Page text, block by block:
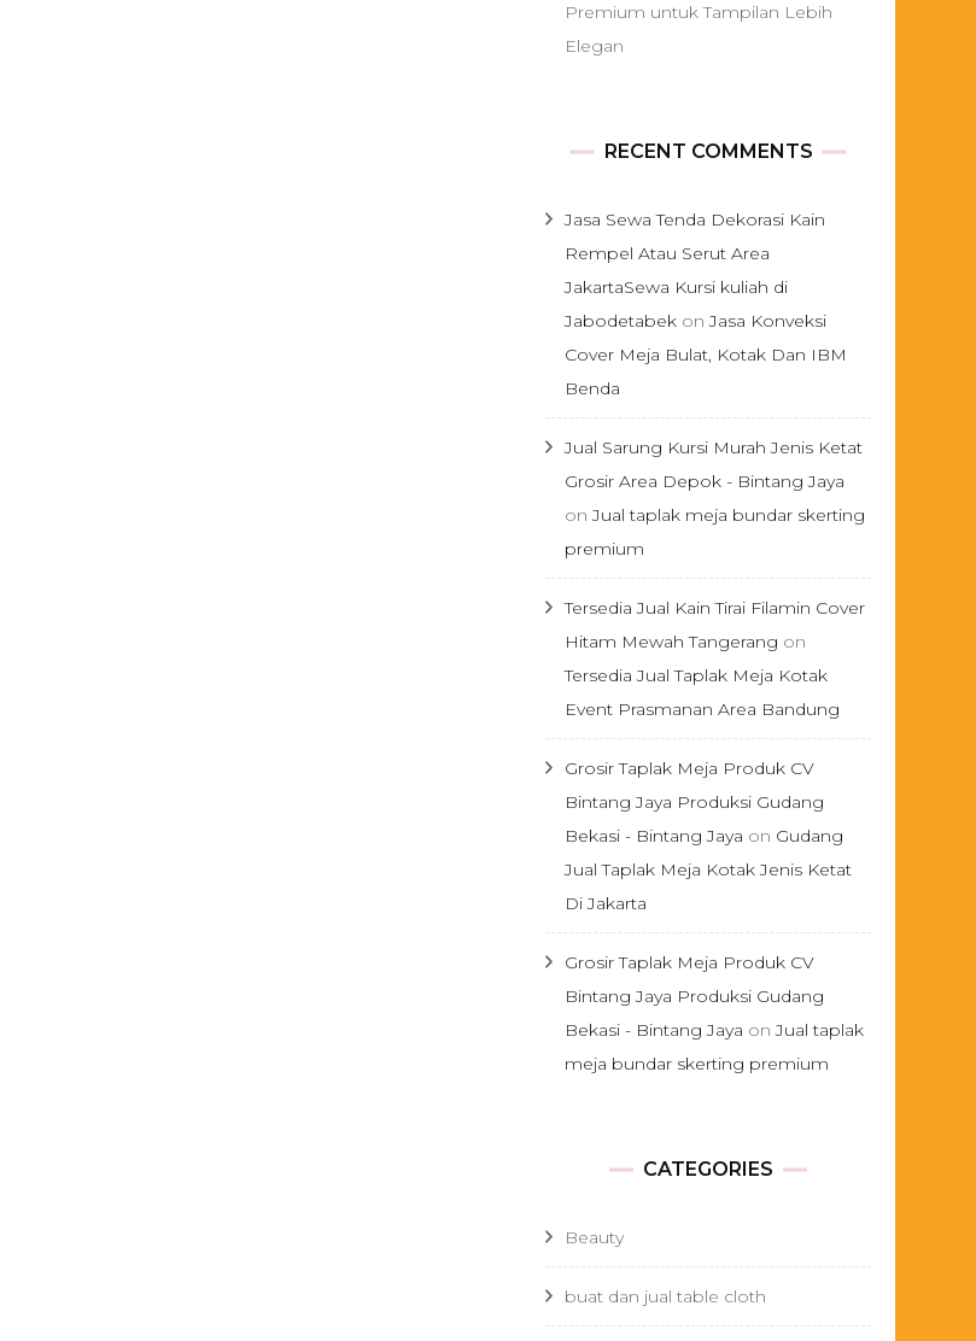
Premium untuk Tampilan Lebih
Elegan
RECENT COMMENTS
Jasa Sewa Tenda Dekorasi Kain
Rempel Atau Serut Area
JakartaSewa Kursi kuliah di
Jabodetabek onJasa Konveksi
Cover Meja Bulat, Kotak Dan IBM
Benda
Jual Sarung Kursi Murah Jenis Ketat
Grosir Area Depok - Bintang Jaya
onJual taplak meja bundar skerting
premium
Tersedia Jual Kain Tirai Filamin Cover
Hitam Mewah Tangerang on
Tersedia Jual Taplak Meja Kotak
Event Prasmanan Area Bandung
Grosir Taplak Meja Produk CV
Bintang Jaya Produksi Gudang
Bekasi - Bintang Jaya on Gudang
Jual Taplak Meja Kotak Jenis Ketat
Di Jakarta
Grosir Taplak Meja Produk CV
Bintang Jaya Produksi Gudang
Bekasi - Bintang Jaya onJual taplak
meja bundar skerting premium
CATEGORIES
Beauty
buat dan jual table cloth